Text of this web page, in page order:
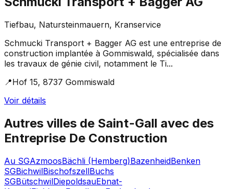
Tiefbau, Natursteinmauern, Kranservice
Schmucki Transport + Bagger AG est une entreprise de
construction implantée à Gommiswald, spécialisée dans
les travaux de génie civil, notamment le Ti...
📍Hof 15, 8737 Gommiswald
Voir détails
Autres villes de Saint-Gall avec des
Entreprise De Construction
Au SGAzmoosBächli (Hemberg)BazenheidBenken
SGBichwilBischofszellBuchs
SGBütschwilDiepoldsauEbnat-